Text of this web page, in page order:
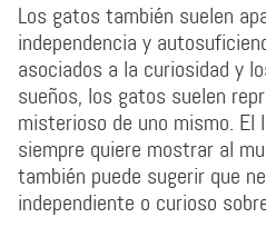
Los gatos también suelen
independencia y
asociados a la curiosidad y
sueños, los gatos suelen
misterioso de uno mismo. El
siempre quiere mostrar al
también puede sugerir que
independiente o curioso